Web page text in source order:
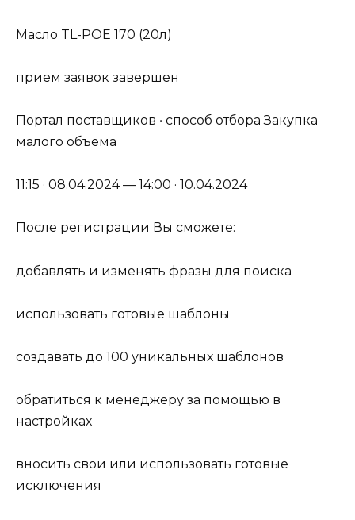
Масло TL-POE 170 (20л)
прием заявок завершен
Портал поставщиков • способ отбора Закупка
малого объёма
11:15 · 08.04.2024 — 14:00 · 10.04.2024
После регистрации Вы сможете:
добавлять и изменять фразы для поиска
использовать готовые шаблоны
создавать до 100 уникальных шаблонов
обратиться к менеджеру за помощью в
настройках
вносить свои или использовать готовые
исключения